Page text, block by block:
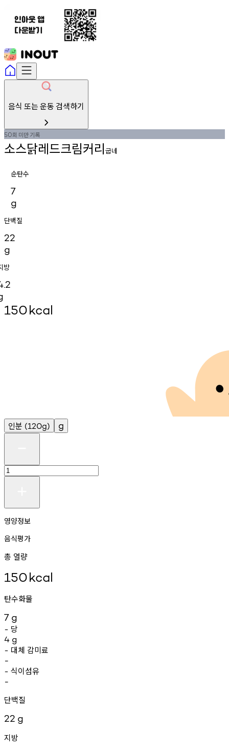
음식 또는 운동 검색하기
50회 미만기록
소스닭레드크림커리굽네
순탄수
7
g
단백질
22
g
방
150kcal
인분 (120g) g
영양정보
음식평가
총 열량
150kcal
탄수화물
7 g
- 당
4 g
- 대체 감미료
-
- 식이섬유
-
단백질
22 g
지방